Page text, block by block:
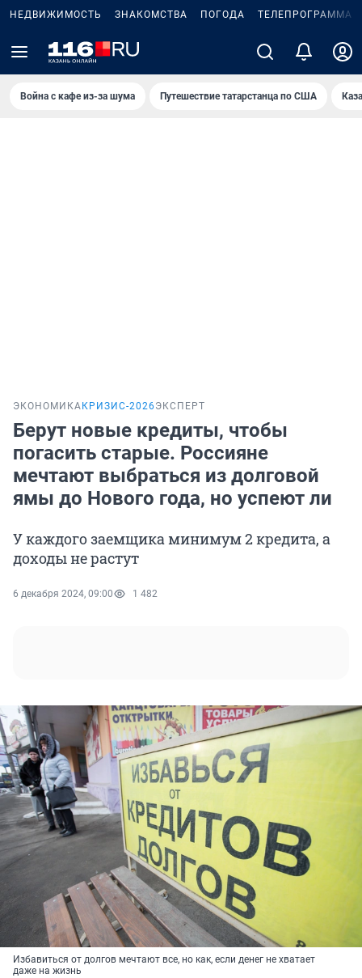
НЕДВИЖИМОСТЬ ЗНАКОМСТВА ПОГОДА ТЕЛЕПРОГРАММА
Война с кафе из-за шума Путешествие татарстанца по США
ЭКОНОМИКА КРИЗИС-2026ЭКСПЕРТ
Берут новые кредиты, чтобы
погасить старые. Россияне
мечтают выбраться из долговой
ямы до Нового года, но успеют ли
У каждого заемщика минимум 2 кредита, а
доходы не растут
6 декабря 2024, 09:00 1 482
Избавиться от долгов мечтают все, но как, если денег не хватает
даже на жизнь